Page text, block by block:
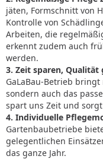
jäten, Formschnitt von
Kontrolle von
Arbeiten, die
erkennt zudem auch
werden.
3. Zeit sparen, Qualität
GaLaBau-Betrieb
sondern auch das
spart uns Zeit und
4. Individuelle
Gartenbaubetriebe
gelegentlichen
das ganze Jahr.